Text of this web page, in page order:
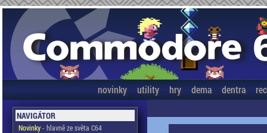
novinky utility hry dema dentra
NAVIGÁTOR
Novinky- hlavně ze světa C64